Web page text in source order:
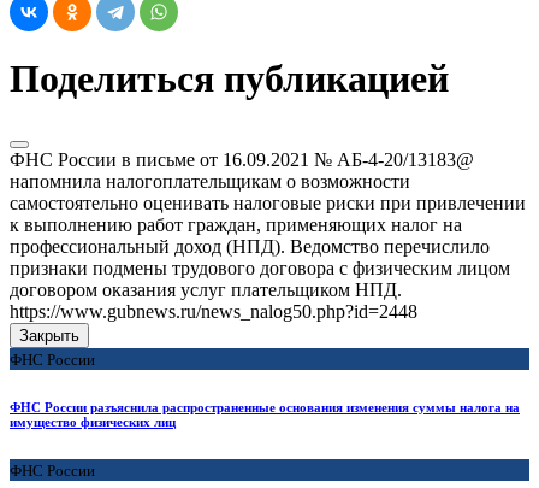
Поделиться публикацией
ФНС России в письме от 16.09.2021 № АБ-4-20/13183@
напомнила налогоплательщикам о возможности
самостоятельно оценивать налоговые риски при привлечении
к выполнению работ граждан, применяющих налог на
профессиональный доход (НПД). Ведомство перечислило
признаки подмены трудового договора с физическим лицом
договором оказания услуг плательщиком НПД.
https://www.gubnews.ru/news_nalog50.php?id=2448
Закрыть
ФНС России
ФНС России разъяснила распространенные основания изменения суммы налога на
имущество физических лиц
ФНС России